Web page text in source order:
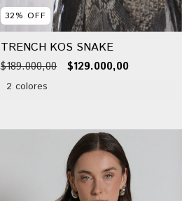
32%OFF
TRENCH KOS SNAKE
$189.000,00 $129.000,00
2 colores